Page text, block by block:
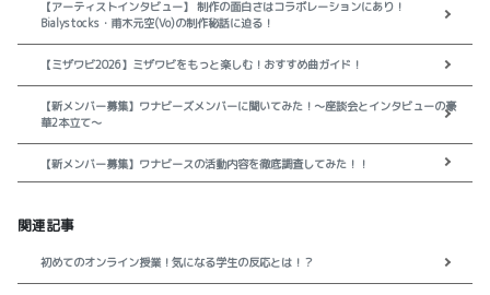
【アーティストインタビュー】 制作の面白さはコラボレーションにあり！
Bialystocks・甫木元空(Vo)の制作秘話に迫る！
【ミザワビ2026】ミザワビをもっと楽しむ！おすすめ曲ガイド！
【新メンバー募集】ワナビーズメンバーに聞いてみた！～座談会とインタビューの豪
華2本立て～
【新メンバー募集】ワナビースの活動内容を徹底調査してみた！！
関連記事
初めてのオンライン授業！気になる学生の反応とは！？